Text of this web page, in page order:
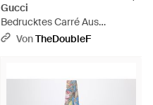
Gucci
Bedrucktes Carré Aus
Seidencrêpe - Schwarz
VonTheDoubleF